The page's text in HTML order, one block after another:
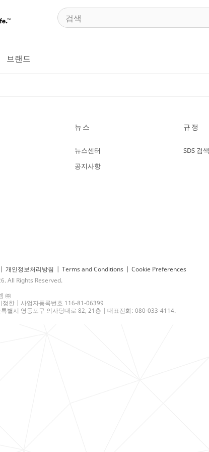
브랜드
뉴스
뉴스센터
공지사항
규정
SDS 검색
| 개인정보처리방침 | Terms and Conditions | Cookie Preferences
All Rights Reserved.
㈜
정한 | 사업자등록번호 116-81-06399
별시 영등포구 의사당대로 82, 21층 | 대표전화: 080-033-4114.